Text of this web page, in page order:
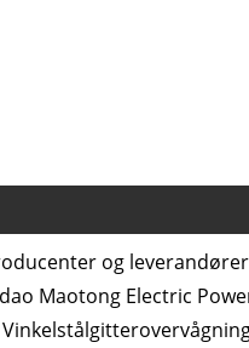
og
Maotong Electric